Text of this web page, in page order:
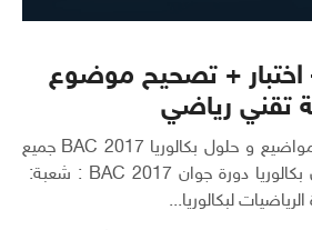
2017 – اختبار + تصحيح موضوع
تقني رياضي
11,630 total views مواضيع و حلول بكالوريا 2017 BAC جميع
الشعب: موضوع امتحان بكالوريا دورة جوان 2017 BAC : شعبة:
لبكالوريا...